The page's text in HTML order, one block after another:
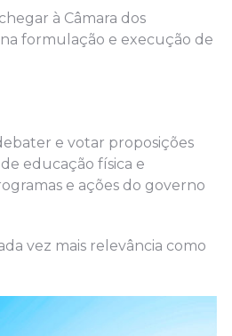
à Câmara dos
formulação e execução de
e votar proposições
educação física e
e ações do governo
vez mais relevância como